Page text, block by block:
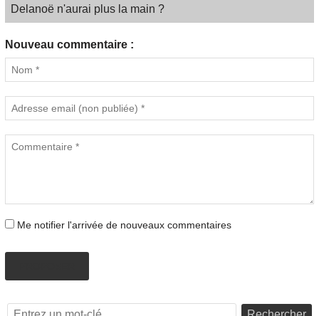
Delanoë n'aurai plus la main ?
Nouveau commentaire :
Me notifier l'arrivée de nouveaux commentaires